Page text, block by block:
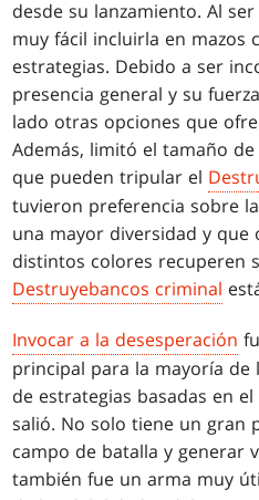
desde su lanzamiento. Al
muy fácil incluirla en mazos
estrategias. Debido a ser
presencia general y su
lado otras opciones que
Además, limitó el tamaño
que pueden tripular el
tuvieron preferencia sobre
una mayor diversidad y
distintos colores recuperen
Destruyebancos criminal
Invocar a la desesperación
principal para la mayoría de
de estrategias basadas en
salió. No solo tiene un gran
campo de batalla y generar
también fue un arma muy